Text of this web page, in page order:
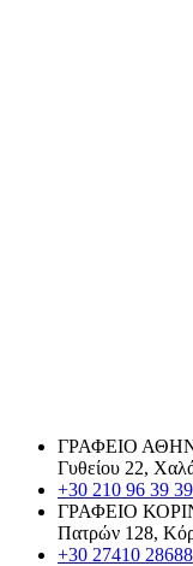
ΓΡΑΦΕΙΟ
Γυθείου 22,
+30 210 96 39
ΓΡΑΦΕΙΟ
Πατρών 128,
+30 27410 28688